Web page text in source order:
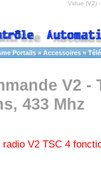
Vidue (V2)
Portails » Accessoires »
V2 -
433 Mhz
radio V2 TSC 4